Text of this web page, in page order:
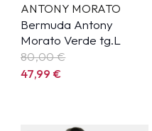
ANTONY MORATO
Bermuda Antony
Morato Verde tg.L
80,00 €
47,99€